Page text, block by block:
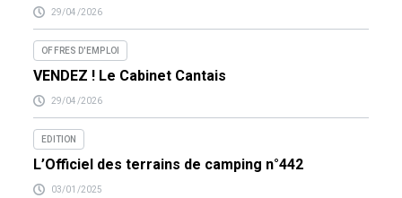
29/04/2026
OFFRES D'EMPLOI
VENDEZ ! Le Cabinet Cantais
29/04/2026
EDITION
L’Officiel des terrains de camping n°442
03/01/2025